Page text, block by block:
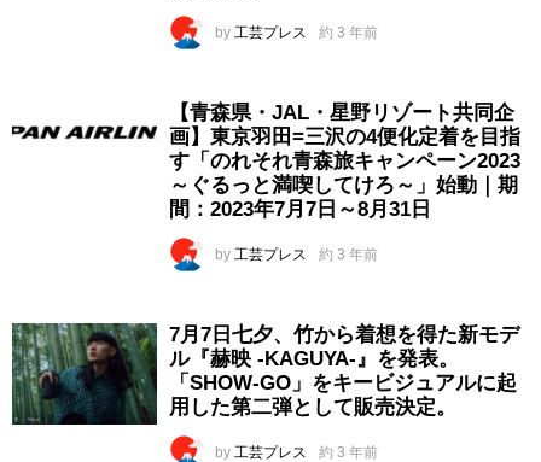
by 工芸プレス 約 3 年前
【青森県・JAL・星野リゾート共同企
画】東京羽田=三沢の4便化定着を目指
す「のれそれ青森旅キャンペーン2023
～ぐるっと満喫してけろ～」始動｜期
間：2023年7月7日～8月31日
by 工芸プレス 約 3 年前
7月7日七夕、竹から着想を得た新モデ
ル『赫映 -KAGUYA-』を発表。
「SHOW-GO」をキービジュアルに起
用した第二弾として販売決定。
by 工芸プレス 約 3 年前